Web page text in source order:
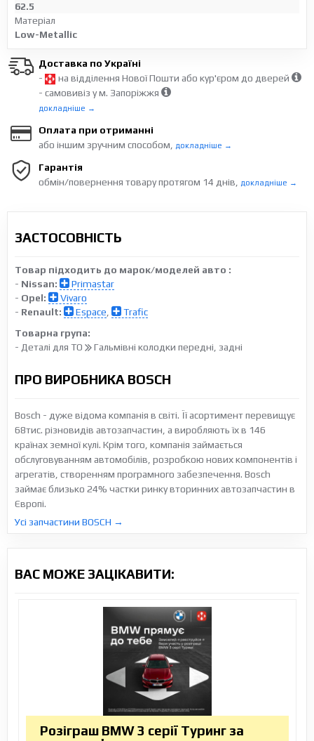
62.5
Матеріал
Low-Metallic
Доставка по Україні
-
на відділення Нової Пошти або кур'єром до дверей
- самовивіз у м. Запоріжжя
докладніше →
Оплата при отриманні
або іншим зручним способом,
докладніше →
Гарантія
обмін/повернення товару протягом 14 днів,
докладніше →
ЗАСТОСОВНІСТЬ
Товар підходить до марок/моделей авто :
- Nissan:
Primastar
- Opel:
Vivaro
- Renault: Espace
Trafic
Товарна група:
- Деталі для ТО
Гальмівні колодки передні, задні
ПРО ВИРОБНИКА BOSCH
Bosch - дуже відома компанія в світі. Її асортимент перевищує
68тис. різновидів автозапчастин, а виробляють їх в 146
країнах земної кулі. Крім того, компанія займається
обслуговуванням автомобілів, розробкою нових компонентів і
агрегатів, створенням програмного забезпечення. Bosch
займає близько 24% частки ринку вторинних автозапчастин в
Європі.
Усі запчастини BOSCH →
ВАС МОЖЕ ЗАЦІКАВИТИ:
Розіграш BMW 3 серії Туринг за